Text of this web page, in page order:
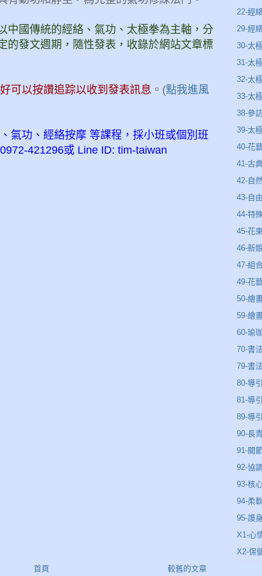
中國傳統的經絡、氣功、太極拳為主軸，分
的發文週期，隨性發表，收錄於網站文章標
可以按讚追踪以收到發表訊息 。(點我進風
氣功、經絡按摩 等課程，採小班或個別班
421296或 Line ID: tim-taiwan
較舊的文章
首頁
22-經
29-經
30-太
31-太
32-太
33-太
38-參
39-太
40-花
41-古
42-自
43-自
44-特
45-花
46-新
47-組
49-花
50-繪
59-繪
60-瑜
70-書
79-書
80-導
81-導
89-導
90-長
91-關
92-協
93-核
94-柔
95-謢
X1-心
X2-保